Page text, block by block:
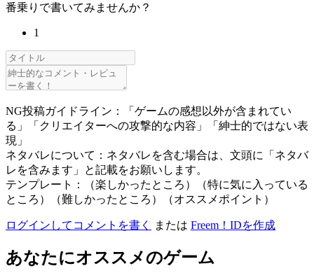
番乗りで書いてみませんか？
1
NG投稿ガイドライン：「ゲームの感想以外が含まれてい
る」「クリエイターへの攻撃的な内容」「紳士的ではない表
現」
ネタバレについて：ネタバレを含む場合は、文頭に「ネタバ
レを含みます」と記載をお願いします。
テンプレート：（楽しかったところ）（特に気に入っている
ところ）（難しかったところ）（オススメポイント）
ログインしてコメントを書く または Freem！IDを作成
あなたにオススメのゲーム